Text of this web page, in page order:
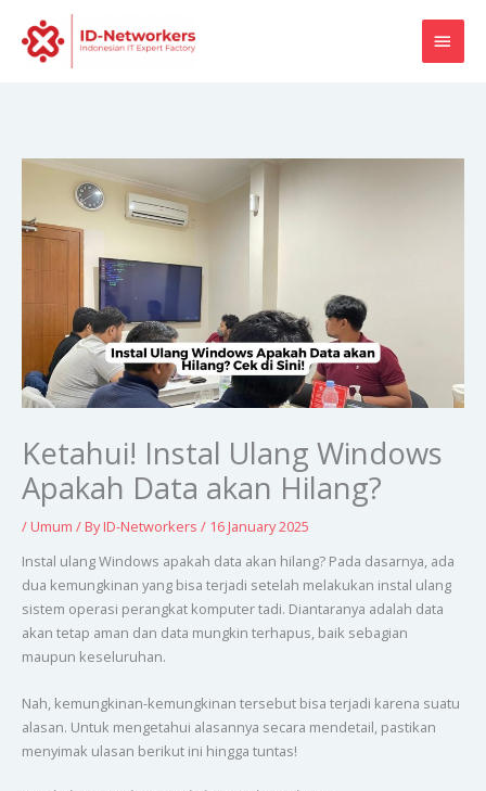
content
Ketahui! Instal Ulang Windows
Apakah Data akan Hilang?
/ Umum / ByID-Networkers / 16 January 2025
Instal ulang Windows apakah data akan hilang? Pada dasarnya, ada
dua kemungkinan yang bisa terjadi setelah melakukan instal ulang
sistem operasi perangkat komputer tadi. Diantaranya adalah data
akan tetap aman dan data mungkin terhapus, baik sebagian
maupun keseluruhan.
Nah, kemungkinan-kemungkinan tersebut bisa terjadi karena suatu
alasan. Untuk mengetahui alasannya secara mendetail, pastikan
menyimak ulasan berikut ini hingga tuntas!